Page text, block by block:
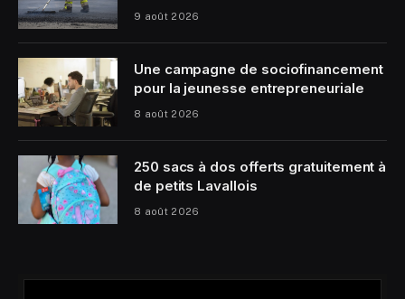
9 août 2026
Une campagne de sociofinancement
pour la jeunesse entrepreneuriale
8 août 2026
250 sacs à dos offerts gratuitement à
de petits Lavallois
8 août 2026